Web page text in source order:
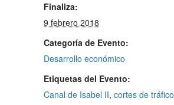
Finaliza:
9 febrero 2018
Categoría de Evento:
Desarrollo económico
Etiquetas del Evento:
Canal de Isabel II,cortes de tráfico